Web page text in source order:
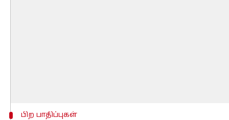
பிற பாதிப்புகள்